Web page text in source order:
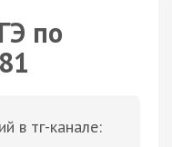
по
в тг-канале: